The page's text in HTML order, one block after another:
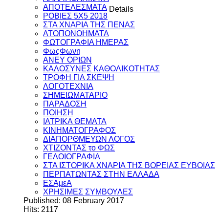
ΑΠΟΤΕΛΕΣΜΑΤΑ
ΡΟΒΙΕΣ 5Χ5 2018
ΣΤΑ ΧΝΑΡΙΑ ΤΗΣ ΠΕΝΑΣ
ΑΤΟΠΟΝΟΗΜΑΤΑ
ΦΩΤΟΓΡΑΦΙΑ ΗΜΕΡΑΣ
ΦωςΦωνη
ANEY ΟΡΙΩΝ
ΚΑΛΟΣΥΝΕΣ ΚΑΘΟΛΙΚΟΤΗΤΑΣ
ΤΡΟΦΗ ΓΙΑ ΣΚΕΨΗ
ΛΟΓΟΤΕΧΝΙΑ
ΣΗΜΕΙΩΜΑΤΑΡΙΟ
ΠΑΡΑΔΟΣΗ
ΠΟΙΗΣΗ
ΙΑΤΡΙΚΑ ΘΕΜΑΤΑ
ΚΙΝΗΜΑΤΟΓΡΑΦΟΣ
ΔΙΑΠΟΡΘΜΕΥΩΝ ΛΟΓΟΣ
ΧΤΙΖΟΝΤΑΣ το ΦΩΣ
ΓΕΛΟΙΟΓΡΑΦΙΑ
ΣΤΑ ΙΣΤΟΡΙΚΑ ΧΝΑΡΙΑ ΤΗΣ ΒΟΡΕΙΑΣ ΕΥΒΟΙΑΣ
ΠΕΡΠΑΤΩΝΤΑΣ ΣΤΗΝ ΕΛΛΑΔΑ
ΕΣΑμεΑ
ΧΡΗΣΙΜΕΣ ΣΥΜΒΟΥΛΕΣ
Details
Published: 08 February 2017
Hits: 2117